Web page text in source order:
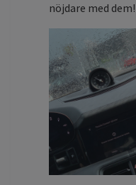
nöjdare med dem!